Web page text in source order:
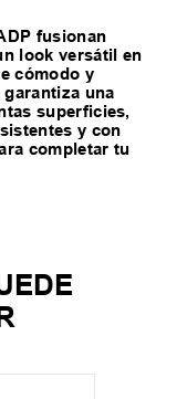
fusionan
look versátil en
cómodo y
una
superficies,
y con
completar tu